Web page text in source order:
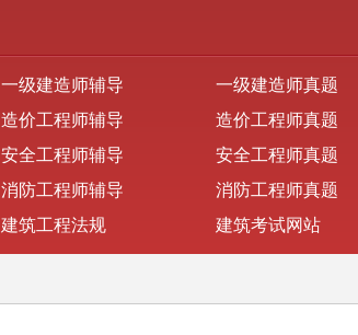
一级建造师辅导 一级建造师真题
造价工程师辅导 造价工程师真题
安全工程师辅导 安全工程师真题
消防工程师辅导 消防工程师真题
建筑工程法规 建筑考试网站